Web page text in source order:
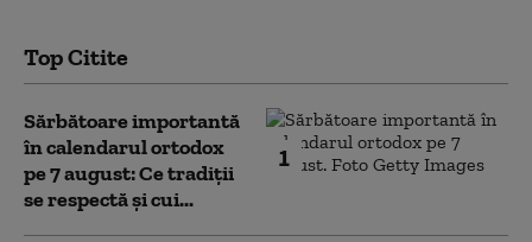
Top Citite
1
Sărbătoare importantă
în calendarul ortodox
pe 7 august: Ce tradiții
se respectă și cui...